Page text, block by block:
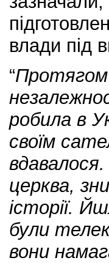
влади під
“Протягом
робила в
своїм
вдавалося.
церква,
історії.
були
вони